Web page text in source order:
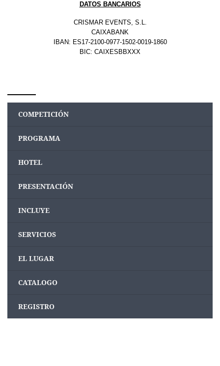
DATOS BANCARIOS
CRISMAR EVENTS, S.L.
CAIXABANK
IBAN: ES17-2100-0977-1502-0019-1860
BIC: CAIXESBBXXX
COMPETICIÓN
PROGRAMA
HOTEL
PRESENTACIÓN
INCLUYE
SERVICIOS
EL LUGAR
CATALOGO
REGISTRO